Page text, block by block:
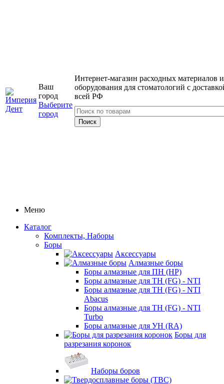
Ваш
город
Выберите
город
Интернет-магазин расходных материалов и
оборудования для стоматологий с
всей РФ
Меню
Каталог
Комплекты, Наборы
Боры
Аксессуары
Алмазные боры
Боры алмазные для ПН (HP)
Боры алмазные для ТН (FG) - NTI
Боры алмазные для ТН (FG) - NTI
Abacus
Боры алмазные для ТН (FG) - NTI
Turbo
Боры алмазные для УН (RA)
Боры для
разрезания коронок
Наборы боров